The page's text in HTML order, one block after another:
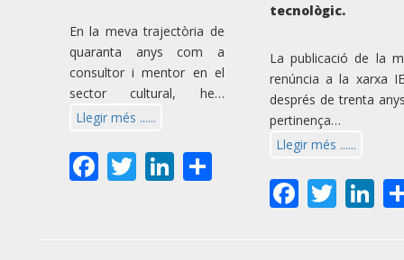
En la meva trajectòria de
quaranta anys com a
consultor i mentor en el
sector cultural, he…
Llegir més ......
Facebook
TwitterLinkedIn
tecnològic.
La publicació de la
renúncia a la xarxa
després de trenta
pertinença…
Llegir més ......